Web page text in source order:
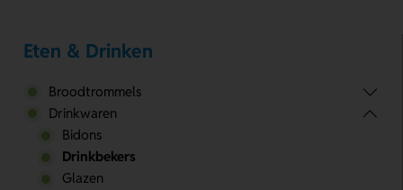
Eten & Drinken
Broodtrommels
Drinkwaren
Bidons
Drinkbekers
Glazen